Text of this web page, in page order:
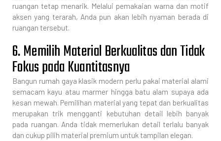
ruangan tetap menarik. Melalui pemakaian warna dan motif
aksen yang terarah, Anda pun akan lebih nyaman berada di
ruangan tersebut.
6. Memilih Material Berkualitas dan Tidak
Fokus pada Kuantitasnya
Bangun rumah gaya klasik modern perlu pakai material alami
semacam kayu atau marmer hingga batu alam supaya ada
kesan mewah. Pemilihan material yang tepat dan berkualitas
merupakan trik mengganti kebutuhan detail lebih banyak
pada ruangan. Anda tidak memerlukan detail terlalu banyak
dan cukup pilih material premium untuk tampilan elegan.